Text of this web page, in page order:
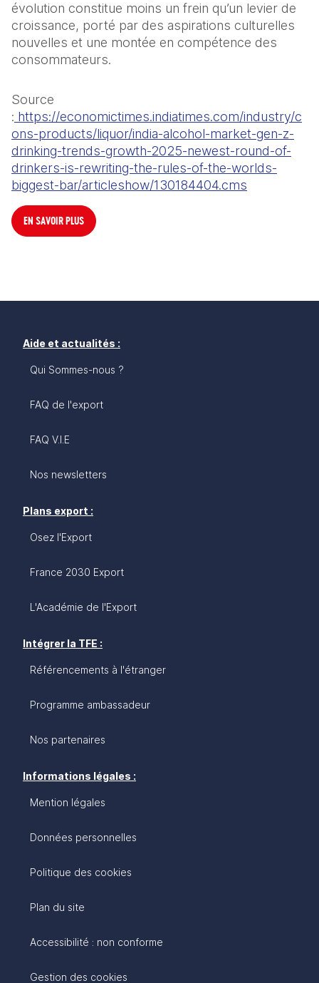
évolution constitue moins un frein qu’un levier de
croissance, porté par des aspirations culturelles
nouvelles et une montée en compétence des
consommateurs.
Source
: https://economictimes.indiatimes.com/industry/c
ons-products/liquor/india-alcohol-market-gen-z-
drinking-trends-growth-2025-newest-round-of-
drinkers-is-rewriting-the-rules-of-the-worlds-
biggest-bar/articleshow/130184404.cms
EN SAVOIR PLUS
Aide et actualités :
Qui Sommes-nous ?
FAQ de l'export
FAQ V.I.E
Nos newsletters
Plans export :
Osez l'Export
France 2030 Export
L'Académie de l'Export
Intégrer la TFE :
Référencements à l'étranger
Programme ambassadeur
Nos partenaires
Informations légales :
Mention légales
Données personnelles
Politique des cookies
Plan du site
Accessibilité : non conforme
Gestion des cookies